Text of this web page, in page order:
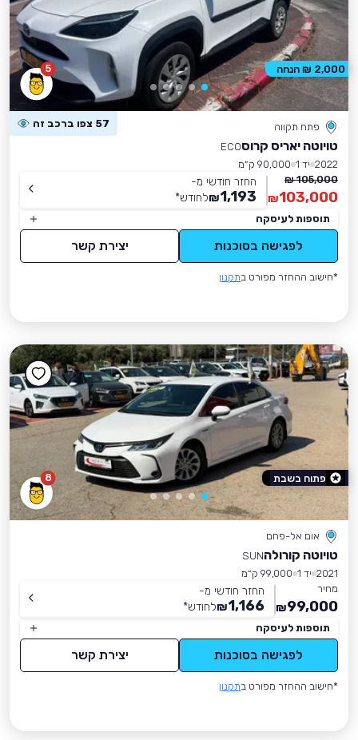
5
פתח תקווה 57 צפו ברכב זה
טויוטה יאריס קרוסECO
2022 יד 1
90,000 ק״מ
105,000 ₪
103,000
₪
החזר חודשי מ-
1,193
₪לחודש*
תוספות לעיסקה
לפגישה בסוכנות יצירת קשר
*חישוב ההחזר מפורט בתקנון
2,000 ₪ הנחה
8
אום אל-פחם
טויוטה קורולהSUN
2021 יד 1
99,000 ק״מ
מחיר
99,000
₪
החזר חודשי מ-
1,166
₪לחודש*
תוספות לעיסקה
לפגישה בסוכנות יצירת קשר
*חישוב ההחזר מפורט בתקנון
פתוח בשבת